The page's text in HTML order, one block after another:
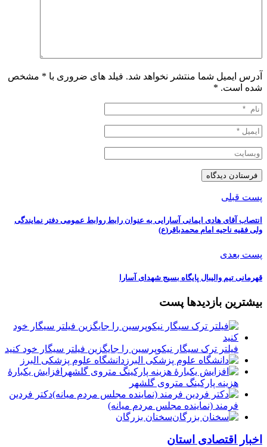
آدرس ایمیل شما منتشر نخواهد شد. فیلد های ضروری با * مشخص
شده است. *
پست قبلی
انتصاب آقای هادی ایمانی آسارایی به عنوان رابط روابط عمومی دفتر نمایندگی
ولی فقیه ناحیه امام محمدباقر(ع)
پست بعدی
قهرمانى تيم واليبال پايگاه بسيج شهداى آسارا
بیشترین بازدیدها پست
فیلتر ترک سیگار نیکوپرسین را جایگزین فیلتر سیگار خود کنید
دانشگاه علوم پزشکی البرز
افزایش یکبارۀ
هزینه پارکینگ متروی گلشهر
دكتر فردين
فرمند (نماينده مجلس مردم میانه)
سخنان بزرگان
اخبار اقتصادی استان